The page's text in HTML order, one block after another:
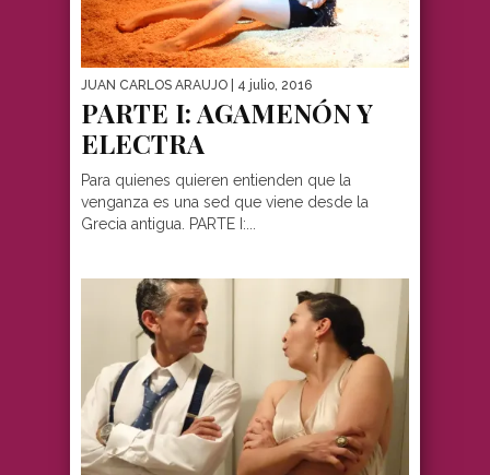
JUAN CARLOS ARAUJO | 4 julio, 2016
PARTE I: AGAMENÓN Y
ELECTRA
Para quienes quieren entienden que la
venganza es una sed que viene desde la
Grecia antigua. PARTE I:...